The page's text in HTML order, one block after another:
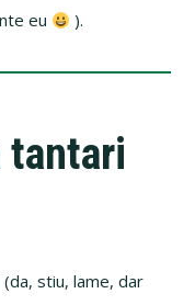
eu
).
tantari
stiu, lame, dar